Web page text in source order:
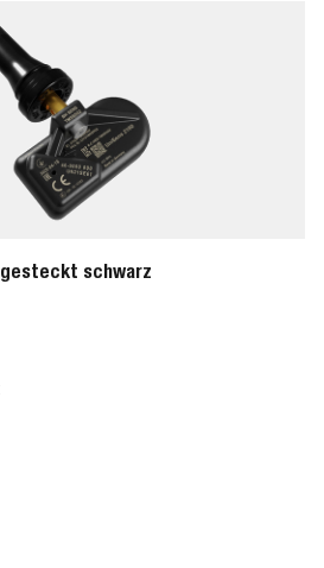
gesteckt schwarz